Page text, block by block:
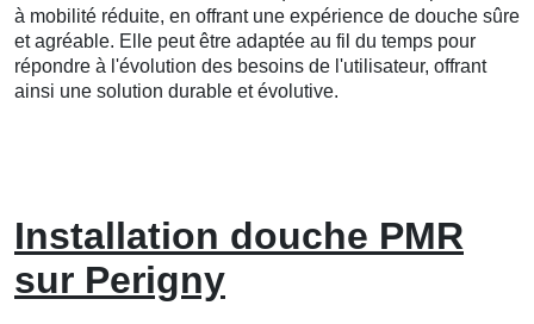
à mobilité réduite, en offrant une expérience de douche sûre
et agréable. Elle peut être adaptée au fil du temps pour
répondre à l'évolution des besoins de l'utilisateur, offrant
ainsi une solution durable et évolutive.
Installation douche PMR
sur Perigny